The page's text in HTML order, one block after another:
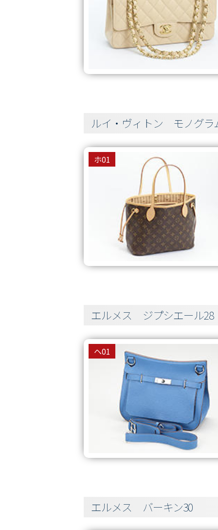
ルイ・ヴィトン モノグ
ホ01
エルメス ジプシエール28
ヘ01
エルメス バーキン30